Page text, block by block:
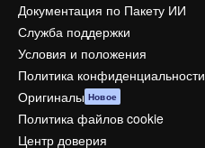
Документация по Пакету ИИ
Служба поддержки
Условия и положения
Политика конфиденциальности
Оригиналы Новое
Политика файлов cookie
Центр доверия